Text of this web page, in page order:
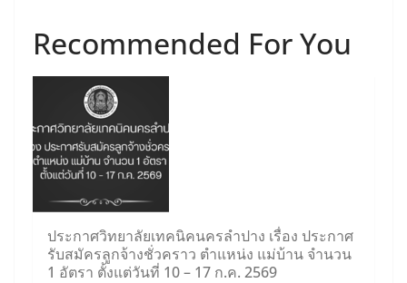
Recommended For You
ประกาศวิทยาลัยเทคนิคนครลำปาง เรื่อง ประกาศ
รับสมัครลูกจ้างชั่วคราว ตำแหน่ง แม่บ้าน จำนวน
1 อัตรา ตั้งแต่วันที่ 10 – 17 ก.ค. 2569